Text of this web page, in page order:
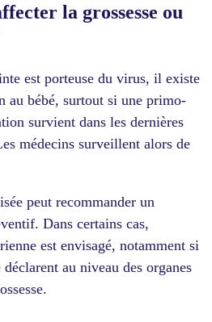
la grossesse ou
est porteuse du virus, il existe
au bébé, surtout si une primo-
survient dans les dernières
médecins surveillent alors de
peut recommander un
Dans certains cas,
est envisagé, notamment si
au niveau des organes